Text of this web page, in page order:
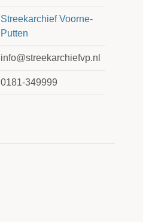
Streekarchief Voorne-
Putten
info@streekarchiefvp.nl
0181-349999